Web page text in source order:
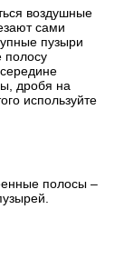
воздушные
сами
пузыри
полосу
дробя на
используйте
полосы –